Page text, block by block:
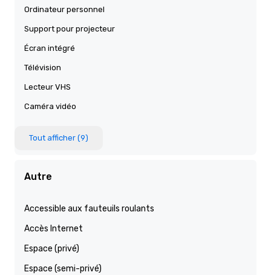
Ordinateur personnel
Support pour projecteur
Écran intégré
Télévision
Lecteur VHS
Caméra vidéo
Tout afficher (9)
Autre
Accessible aux fauteuils roulants
Accès Internet
Espace (privé)
Espace (semi-privé)